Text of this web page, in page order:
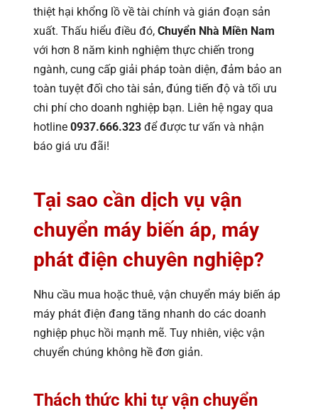
thiệt hại khổng lồ về tài chính và gián đoạn sản
xuất. Thấu hiểu điều đó, Chuyển Nhà Miền Nam
với hơn 8 năm kinh nghiệm thực chiến trong
ngành, cung cấp giải pháp toàn diện, đảm bảo an
toàn tuyệt đối cho tài sản, đúng tiến độ và tối ưu
chi phí cho doanh nghiệp bạn. Liên hệ ngay qua
hotline 0937.666.323 để được tư vấn và nhận
báo giá ưu đãi!
Tại sao cần dịch vụ vận
chuyển máy biến áp, máy
phát điện chuyên nghiệp?
Nhu cầu mua hoặc thuê, vận chuyển máy biến áp
máy phát điện đang tăng nhanh do các doanh
nghiệp phục hồi mạnh mẽ. Tuy nhiên, việc vận
chuyển chúng không hề đơn giản.
Thách thức khi tự vận chuyển